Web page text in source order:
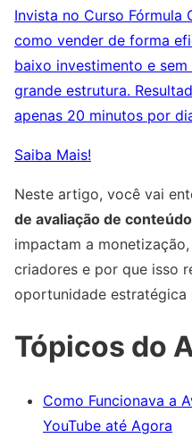
Invista no Curso Fórmula
como vender de forma
baixo investimento e
grande estrutura.
apenas 20 minutos por
Saiba Mais!
Neste artigo, você vai
de avaliação de
impactam a
criadores e por que isso
oportunidade estratégica
Tópicos do
Como Funcionava a
YouTube até Agora